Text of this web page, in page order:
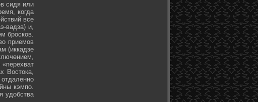
сидя или
когда
все
вадза) и,
бросков.
приемов
(иккадзе
Востока,
кэмпо.
удобства